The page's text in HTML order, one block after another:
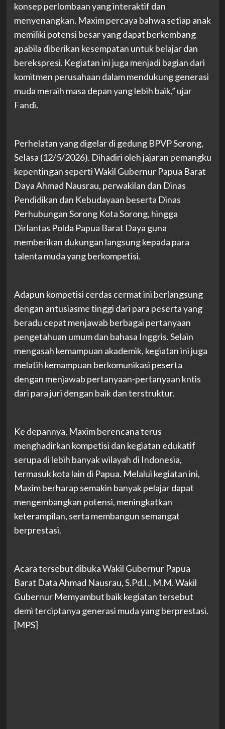
konsep perlombaan yang interaktif dan
menyenangkan. Maxim percaya bahwa setiap anak
memiliki potensi besar yang dapat berkembang
apabila diberikan kesempatan untuk belajar dan
berekspresi. Kegiatan ini juga menjadi bagian dari
komitmen perusahaan dalam mendukung generasi
muda meraih masa depan yang lebih baik,” ujar
Fandi.
Perhelatan yang digelar di gedung BPVP Sorong,
Selasa (12/5/2026). Dihadiri oleh jajaran pemangku
kepentingan seperti Wakil Gubernur Papua Barat
Daya Ahmad Nausrau, perwakilan dan Dinas
Pendidikan dan Kebudayaan beserta Dinas
Perhubungan Sorong Kota Sorong, hingga
Dirlantas Polda Papua Barat Daya guna
memberikan dukungan langsung kepada para
talenta muda yang berkompetisi.
Adapun kompetisi cerdas cermat ini berlangsung
dengan antusiasme tinggi dari para peserta yang
beradu cepat menjawab berbagai pertanyaan
pengetahuan umum dan bahasa Inggris. Selain
mengasah kemampuan akademik, kegiatan ini juga
melatih kemampuan berkomunikasi peserta
dengan menjawab pertanyaan-pertanyaan kntis
dari para juri dengan baik dan terstruktur.
Ke depannya, Maxim berencana terus
menghadirkan kompetisi dan kegiatan edukatif
serupa di lebih banyak wilayah di Indonesia,
termasuk kota lain di Papua. Melalui kegiatan ini,
Maxim berharap semakin banyak pelajar dapat
mengembangkan potensi, meningkatkan
keterampilan, serta membangun semangat
berprestasi.
Acara tersebut dibuka Wakil Gubernur Papua
Barat Data Ahmad Nausrau, S.Pd.I., M.M. Wakil
Gubernur Memyambut baik kegiatan tersebut
demi terciptanya generasi muda yang berprestasi.
[MPS]